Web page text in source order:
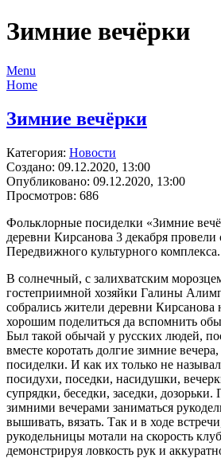
Зимние вечёрки
Menu
Home
Зимние вечёрки
Категория: Новости
Создано: 09.12.2020, 13:00
Опубликовано: 09.12.2020, 13:00
Просмотров: 686
Фольклорные посиделки «Зимние
деревни Кирсанова 3 декабря
Передвижного культурного комплекса.
В солнечный, с залихватским
гостеприимной хозяйки Галины
собрались жители деревни Кирсанова
хорошим поделиться да вспомнить
Был такой обычай у русских людей,
вместе коротать долгие зимние
посиделки. И как их только не
посидухи, поседки, насидушки,
супрядки, беседки, заседки,
зимними вечерами заниматься
вышивать, вязать. Так и в ходе
рукодельницы мотали на скорость
демонстрируя ловкость рук и